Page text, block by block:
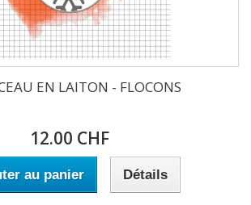
EN LAITON - FLOCONS
12.00 CHF
au panier Détails